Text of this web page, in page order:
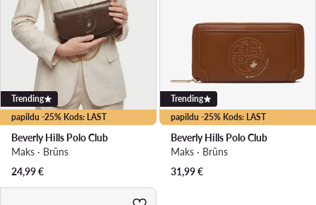
papildu -25% Kods: LAST
Trending
Beverly Hills Polo Club
Maks · Brūns
24,99€
papildu -25% Kods: LAST
Trending
Beverly Hills Polo Club
Maks · Brūns
31,99€